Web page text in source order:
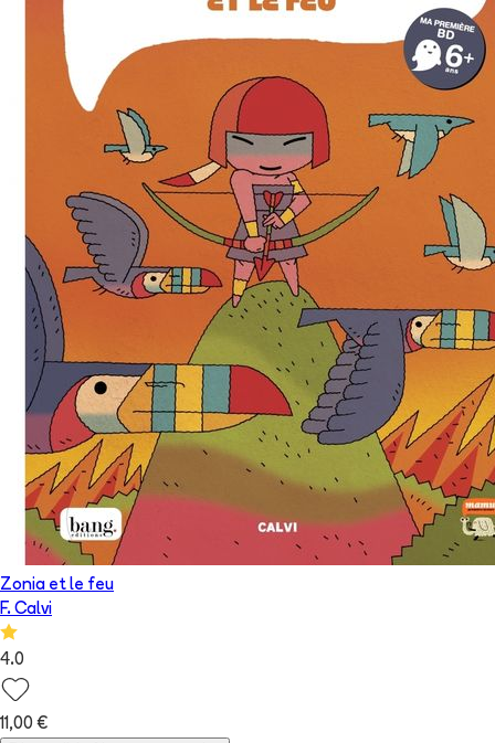
Zonia et le feu
F. Calvi
4.0
11,00 €